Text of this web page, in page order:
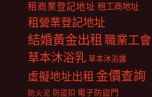
租商業登記地址 租工商地址
租營業登記地址
結婚黃金出租職業工會
草本沐浴乳 草本沐浴露
虛擬地址出租 金價查詢
防火泥 防盜扣 電子防盜門